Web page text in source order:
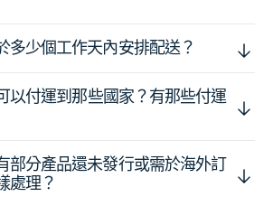
多少個工作天內安排配送？
以付運到那些國家？有那些付運
部分產品還未發行或需於海外訂
處理？